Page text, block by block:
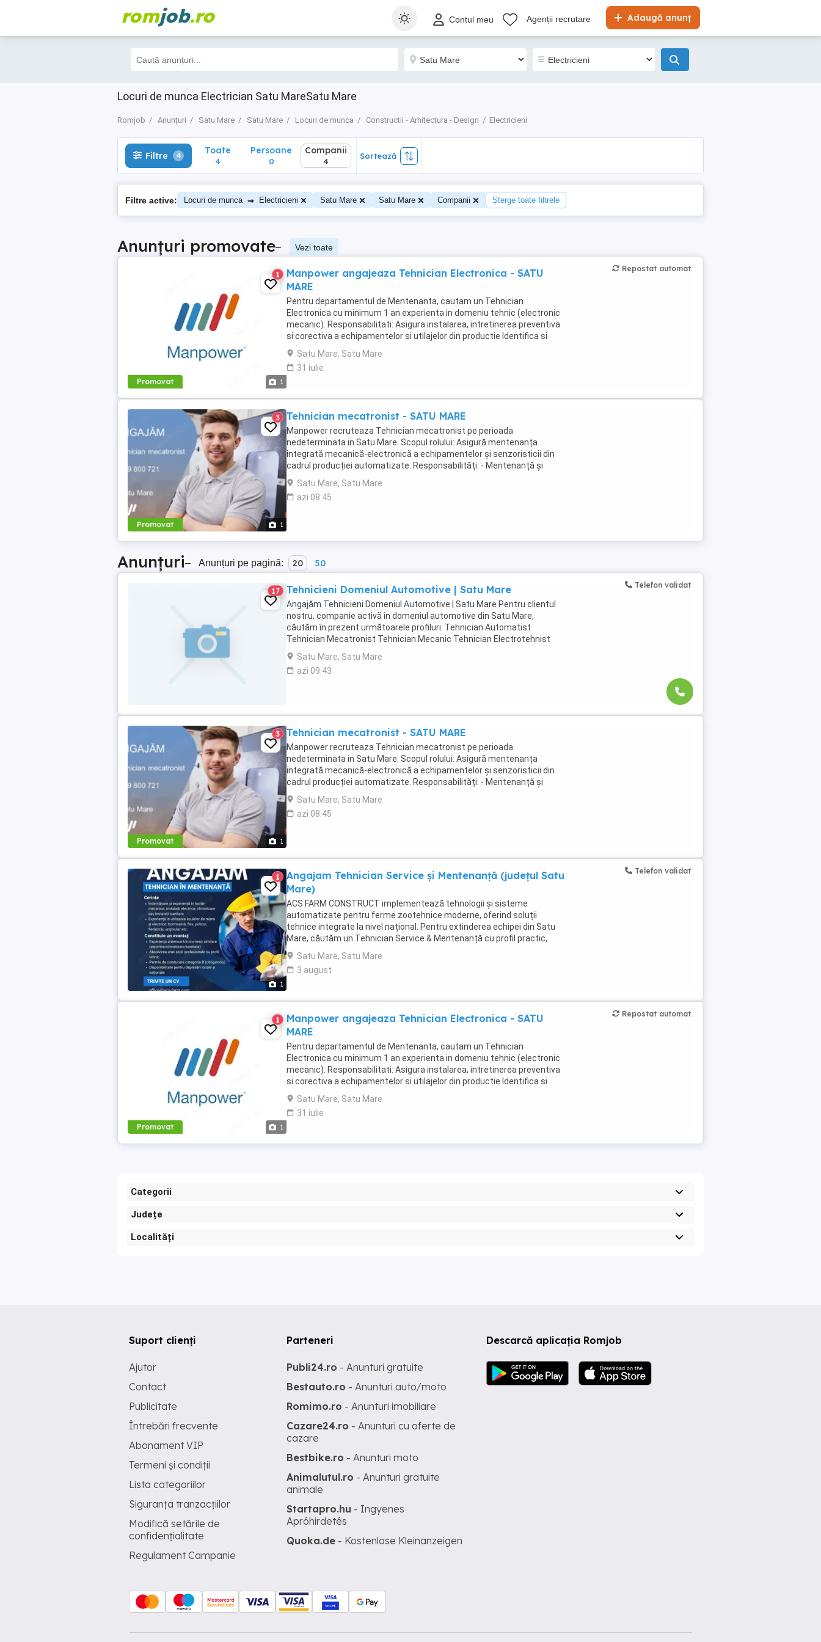
romjob.ro Adaugă anunț
Contul meu Agenții recrutare
Locuri de munca Electrician Satu MareSatu Mare
Romjob Anunțuri Satu Mare Satu Mare Locuri de munca Constructii - Arhitectura - Design Electricieni
Filtre 4 Toate
4
Filtre 4 Toate
4
Persoane
0
Companii
4
Sortează
Filtre active: Locuri de munca → Electricieni Satu Mare Satu Mare Companii Șterge toate filtrele
Anunțuri promovate– Vezi toate
Promovat 1
1
Manpower angajeaza Tehnician Electronica - SATU
MARE
Pentru departamentul de Mentenanta, cautam un Tehnician
Electronica cu minimum 1 an experienta in domeniu tehnic (electronic
mecanic). Responsabilitati: Asigura instalarea, intretinerea preventiva
si corectiva a echipamentelor si utilajelor din productie Identifica si
diagnosticheaza defectiunile (mecanice, ...
Satu Mare, Satu Mare
31 iulie
Repostat automat
Promovat 1
3 Tehnician mecatronist - SATU MARE
Manpower recruteaza Tehnician mecatronist pe perioada
nedeterminata in Satu Mare. Scopul rolului: Asigură mentenanța
integrată mecanică-electronică a echipamentelor și senzoristicii din
cadrul producției automatizate. Responsabilități: - Mentenanță și
diagnoză pe senzori industriali - Parametrizare ...
Satu Mare, Satu Mare
azi 08:45
Anunțuri– Anunțuri pe pagină: 20 50
17 Tehnicieni Domeniul Automotive | Satu Mare
Angajăm Tehnicieni Domeniul Automotive | Satu Mare Pentru clientul
nostru, companie activă în domeniul automotive din Satu Mare,
căutăm în prezent următoarele profiluri: Tehnician Automatist
Tehnician Mecatronist Tehnician Mecanic Tehnician Electrotehnist
Cerințe: Experiență minim 1 an ...
Satu Mare, Satu Mare
azi 09:43
Telefon validat
Promovat 1
3 Tehnician mecatronist - SATU MARE
Manpower recruteaza Tehnician mecatronist pe perioada
nedeterminata in Satu Mare. Scopul rolului: Asigură mentenanța
integrată mecanică-electronică a echipamentelor și senzoristicii din
cadrul producției automatizate. Responsabilități: - Mentenanță și
diagnoză pe senzori industriali - Parametrizare ...
Satu Mare, Satu Mare
azi 08:45
1
1
Angajam Tehnician Service și Mentenanță (județul Satu
Mare)
ACS FARM CONSTRUCT implementează tehnologii și sisteme
automatizate pentru ferme zootehnice moderne, oferind soluții
tehnice integrate la nivel național. Pentru extinderea echipei din Satu
Mare, căutăm un Tehnician Service & Mentenanță cu profil practic,
implicat în instalarea, punerea în funcțiune ...
Satu Mare, Satu Mare
3 august
Telefon validat
Promovat 1
1
Manpower angajeaza Tehnician Electronica - SATU
MARE
Pentru departamentul de Mentenanta, cautam un Tehnician
Electronica cu minimum 1 an experienta in domeniu tehnic (electronic
mecanic). Responsabilitati: Asigura instalarea, intretinerea preventiva
si corectiva a echipamentelor si utilajelor din productie Identifica si
diagnosticheaza defectiunile (mecanice, ...
Satu Mare, Satu Mare
31 iulie
Repostat automat
Categorii
Județe
Localități
Descarcă aplicația Romjob
Suport clienți
Ajutor
Contact
Publicitate
Întrebări frecvente
Abonament VIP
Termeni și condiții
Lista categoriilor
Siguranța tranzacțiilor
Modifică setările de
confidențialitate
Regulament Campanie
Parteneri
Publi24.ro - Anunturi gratuite
Bestauto.ro - Anunturi auto/moto
Romimo.ro - Anunturi imobiliare
Cazare24.ro - Anunturi cu oferte de
cazare
Bestbike.ro - Anunturi moto
Animalutul.ro - Anunturi gratuite
animale
Startapro.hu - Ingyenes
Apróhirdetés
Quoka.de - Kostenlose Kleinanzeigen